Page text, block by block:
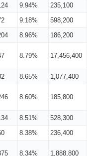
9.94%
235,100
9.18%
598,200
8.96% 186,200
8.79% 17,456,400
8.65% 1,077,400
8.60% 185,800
8.51%
528,300
8.38% 236,400
8.34% 1,888,800